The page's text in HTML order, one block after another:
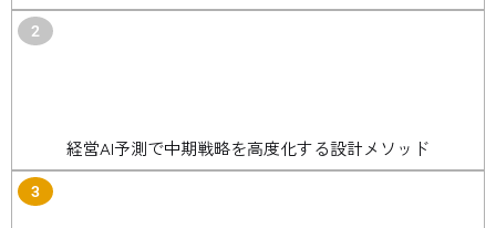
2
経営AI予測で中期戦略を高度化する設計メソッド
3